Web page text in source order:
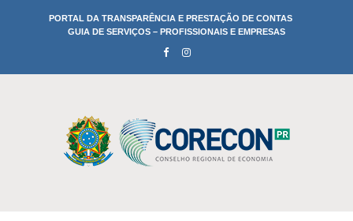
PORTAL DA TRANSPARÊNCIA E PRESTAÇÃO DE CONTAS
GUIA DE SERVIÇOS – PROFISSIONAIS E EMPRESAS